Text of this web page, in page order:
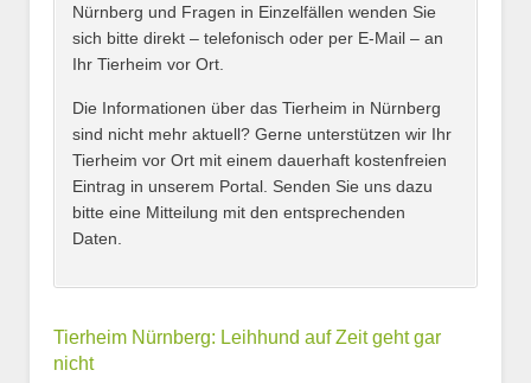
Kontaktmöglichkeiten
Nürnberg und Fragen in Einzelfällen wenden Sie
sich bitte direkt – telefonisch oder per E-Mail – an
Ihr Tierheim vor Ort.
Die Informationen über das Tierheim in Nürnberg
sind nicht mehr aktuell? Gerne unterstützen wir Ihr
Tierheim vor Ort mit einem dauerhaft kostenfreien
Eintrag in unserem Portal. Senden Sie uns dazu
bitte eine Mitteilung mit den entsprechenden
Daten.
Tierheim Nürnberg: Leihhund auf Zeit geht gar
nicht